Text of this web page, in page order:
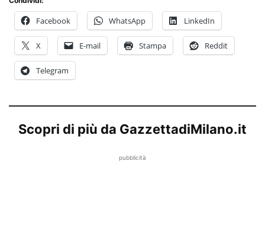
Facebook WhatsApp LinkedIn
X E-mail Stampa Reddit
Telegram
Scopri di più da GazzettadiMilano.it
pubblicità